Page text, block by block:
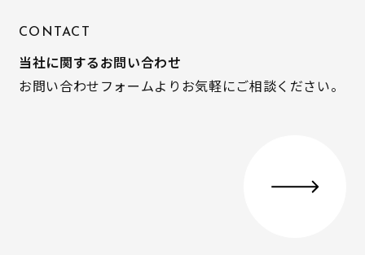
CONTACT
当社に関するお問い合わせ
お問い合わせフォームよりお気軽にご相談ください。